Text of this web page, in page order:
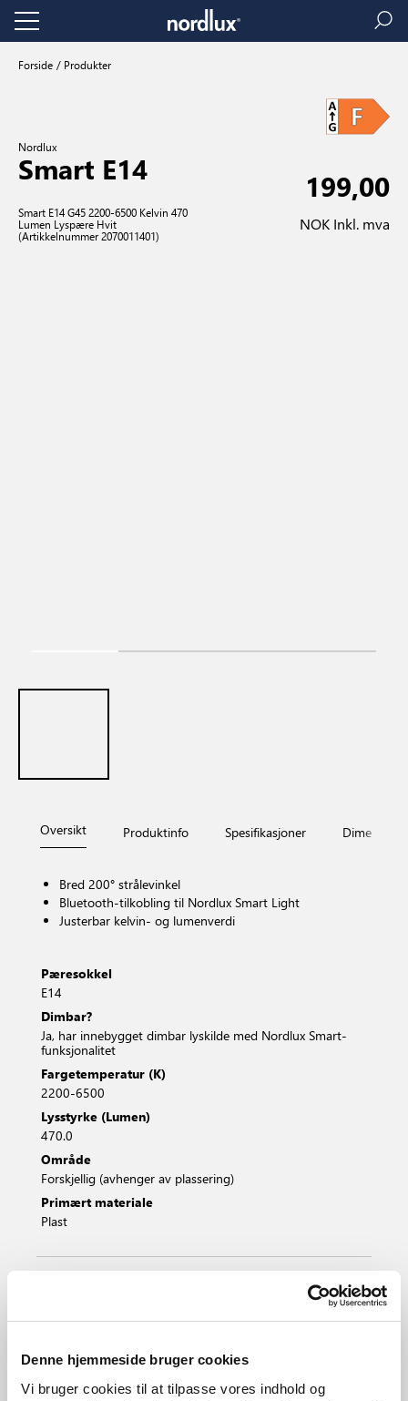
Denne hjemmeside bruger cookies
Vi bruger cookies til at tilpasse vores indhold og
Forside Produkter
Nordlux
Smart E14
Smart E14 G45 2200-6500 Kelvin 470
Lumen Lyspære Hvit
(Artikkelnummer 2070011401)
199,00
NOK Inkl. mva
Oversikt Produktinfo Spesifikasjoner
Bred 200° strålevinkel
Bluetooth-tilkobling til Nordlux Smart Light
Justerbar kelvin- og lumenverdi
Pæresokkel
E14
Dimbar?
Ja, har innebygget dimbar lyskilde med Nordlux Smart-
funksjonalitet
Fargetemperatur (K)
2200-6500
Lysstyrke (Lumen)
470.0
Område
Forskjellig (avhenger av plassering)
Primært materiale
Plast
2070011401